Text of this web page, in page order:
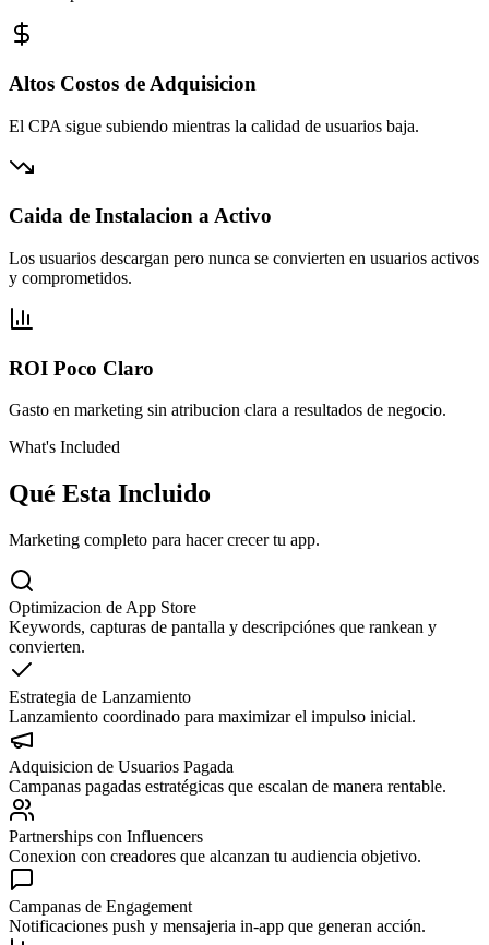
Altos Costos de Adquisicion
El CPA sigue subiendo mientras la calidad de usuarios baja.
Caida de Instalacion a Activo
Los usuarios descargan pero nunca se convierten en usuarios activos
y comprometidos.
ROI Poco Claro
Gasto en marketing sin atribucion clara a resultados de negocio.
What's Included
Qué Esta Incluido
Marketing completo para hacer crecer tu app.
Optimizacion de App Store
Keywords, capturas de pantalla y descripciónes que rankean y
convierten.
Estrategia de Lanzamiento
Lanzamiento coordinado para maximizar el impulso inicial.
Adquisicion de Usuarios Pagada
Campanas pagadas estratégicas que escalan de manera rentable.
Partnerships con Influencers
Conexion con creadores que alcanzan tu audiencia objetivo.
Campanas de Engagement
Notificaciones push y mensajeria in-app que generan acción.